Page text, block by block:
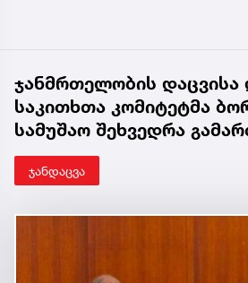
ჯანმრთელობის
საკითხთა კომიტეტმა
სამუშაო შეხვედრა
ჯანდაცვა